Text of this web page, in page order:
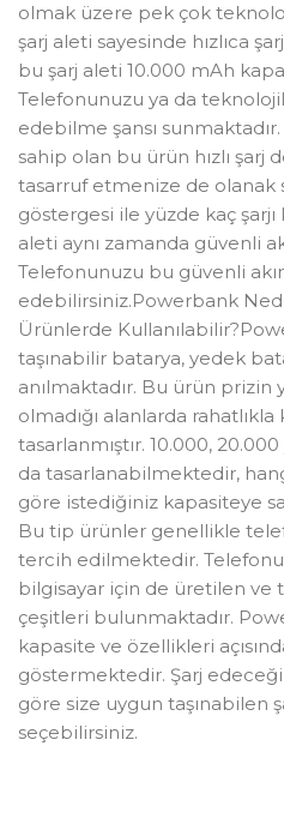
olmak üzere pek çok
şarj aleti sayesinde hızlıca
bu şarj aleti 10.000 mAh
Telefonunuzu ya da
edebilme şansı sunmaktadır.
sahip olan bu ürün hızlı şarj
tasarruf etmenize de olanak
göstergesi ile yüzde kaç şarjı
aleti aynı zamanda güvenli
Telefonunuzu bu güvenli
edebilirsiniz.Powerbank
Ürünlerde
taşınabilir batarya, yedek
anılmaktadır. Bu ürün
olmadığı alanlarda
tasarlanmıştır. 10.000,
da tasarlanabilmektedir,
göre istediğiniz kapasiteye
Bu tip ürünler genellikle
tercih edilmektedir.
bilgisayar için de üretilen
çeşitleri bulunmaktadır.
kapasite ve özellikleri
göstermektedir. Şarj
göre size uygun taşınabilen
seçebilirsiniz.